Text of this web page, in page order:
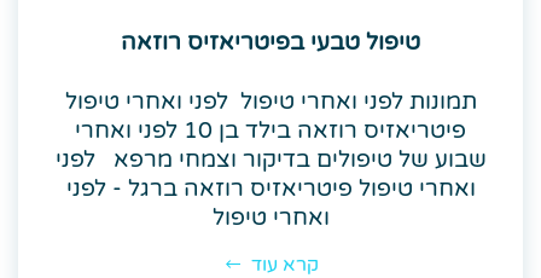
טיפול טבעי בפיטריאזיס רוזאה
תמונות לפני ואחרי טיפול לפני ואחרי טיפול
פיטריאזיס רוזאה בילד בן 10 לפני ואחרי
שבוע של טיפולים בדיקור וצמחי מרפא לפני
ואחרי טיפול פיטריאזיס רוזאה ברגל - לפני
ואחרי טיפול
קרא עוד